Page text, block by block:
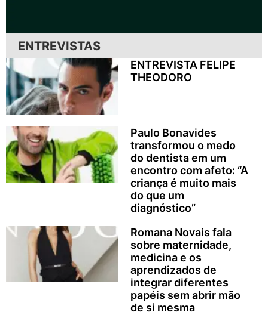
ENTREVISTAS
ENTREVISTA FELIPE
THEODORO
Paulo Bonavides
transformou o medo
do dentista em um
encontro com afeto: “A
criança é muito mais
do que um
diagnóstico”
Romana Novais fala
sobre maternidade,
medicina e os
aprendizados de
integrar diferentes
papéis sem abrir mão
de si mesma